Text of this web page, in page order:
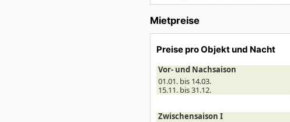
Mietpreise
Preise pro Objekt und Nacht
Vor- und Nachsaison
01.01. bis 14.03.
15.11. bis 31.12.
Zwischensaison I